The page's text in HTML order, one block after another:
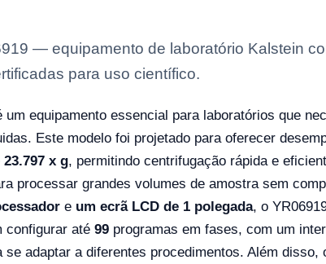
— equipamento de laboratório Kalstein
para uso científico.
um equipamento essencial para laboratórios que
Este modelo foi projetado para oferecer
x g, permitindo centrifugação rápida e
processar grandes volumes de amostra sem
e um ecrã LCD de 1 polegada, o
configurar até 99 programas em fases, com um
adaptar a diferentes procedimentos. Além disso,